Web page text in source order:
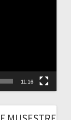
11:16